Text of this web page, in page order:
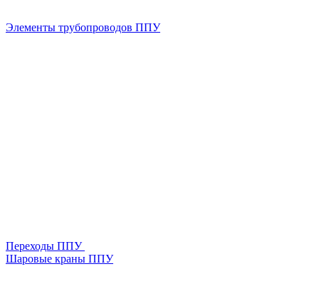
Элементы трубопроводов ППУ
Переходы ППУ
Шаровые краны ППУ